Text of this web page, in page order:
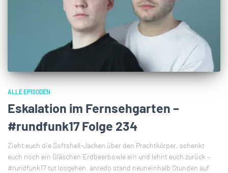
ALLE EPISODEN
Eskalation im Fernsehgarten –
#rundfunk17 Folge 234
Zieht euch die Softshell-Jacken über den Prachtkörper, schenkt
euch noch ein Gläschen Erdbeerbowle ein und lehnt euch zurück –
#rundfunk17 tut losgehen. anredo stand neuneinhalb Stunden auf